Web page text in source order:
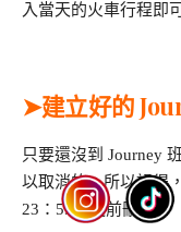
入當天的火車行程即
➤建立好的
只要還沒到 Journey
以取消的。所以記得
23：59分之前刪除。